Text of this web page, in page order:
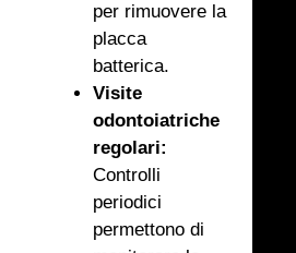
per rimuovere la
placca
batterica.
Visite
odontoiatriche
regolari:
Controlli
periodici
permettono di